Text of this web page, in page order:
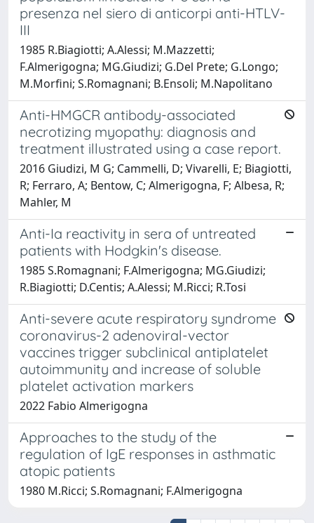
presenza nel siero di anticorpi anti-HTLV-
III
1985 R.Biagiotti; A.Alessi; M.Mazzetti;
F.Almerigogna; MG.Giudizi; G.Del Prete; G.Longo;
M.Morfini; S.Romagnani; B.Ensoli; M.Napolitano
Anti-HMGCR antibody-associated
necrotizing myopathy: diagnosis and
treatment illustrated using a case report.
2016 Giudizi, M G; Cammelli, D; Vivarelli, E; Biagiotti,
R; Ferraro, A; Bentow, C; Almerigogna, F; Albesa, R;
Mahler, M
Anti-Ia reactivity in sera of untreated
patients with Hodgkin's disease.
1985 S.Romagnani; F.Almerigogna; MG.Giudizi;
R.Biagiotti; D.Centis; A.Alessi; M.Ricci; R.Tosi
Anti-severe acute respiratory syndrome
coronavirus-2 adenoviral-vector
vaccines trigger subclinical antiplatelet
autoimmunity and increase of soluble
platelet activation markers
2022 Fabio Almerigogna
Approaches to the study of the
regulation of IgE responses in asthmatic
atopic patients
1980 M.Ricci; S.Romagnani; F.Almerigogna